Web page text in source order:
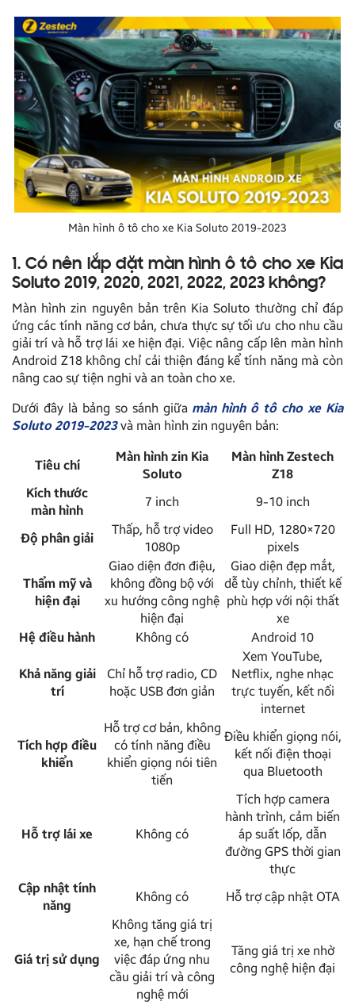
Màn hình ô tô cho xe Kia Soluto 2019-2023
1. Có nên lắp đặt màn hình ô tô cho xe Kia
Soluto 2019, 2020, 2021, 2022, 2023 không?
Màn hình zin nguyên bản trên Kia Soluto thường chỉ đáp
ứng các tính năng cơ bản, chưa thực sự tối ưu cho nhu cầu
giải trí và hỗ trợ lái xe hiện đại. Việc nâng cấp lên màn hình
Android Z18 không chỉ cải thiện đáng kể tính năng mà còn
nâng cao sự tiện nghi và an toàn cho xe.
Dưới đây là bảng so sánh giữa màn hình ô tô cho xe Kia
Soluto 2019-2023và màn hình zin nguyên bản:
Tiêu chí
Màn hình zin Kia
Soluto
Màn hình Zestech
Z18
Kích thước
màn hình
7 inch 9-10 inch
Độ phân giải
Thấp, hỗ trợ video
1080p
Full HD, 1280×720
pixels
Thẩm mỹ và
hiện đại
Giao diện đơn điệu,
không đồng bộ với
xu hướng công nghệ
hiện đại
Giao diện đẹp mắt,
dễ tùy chỉnh, thiết kế
phù hợp với nội thất
xe
Hệ điều hành
Không có Android 10
Khả năng giải
trí
Chỉ hỗ trợ radio, CD
hoặc USB đơn giản
Xem YouTube,
Netflix, nghe nhạc
trực tuyến, kết nối
internet
Tích hợp điều
khiển
Hỗ trợ cơ bản, không
có tính năng điều
khiển giọng nói tiên
tiến
Điều khiển giọng nói,
kết nối điện thoại
qua Bluetooth
Hỗ trợ lái xe Không có
Tích hợp camera
hành trình, cảm biến
áp suất lốp, dẫn
đường GPS thời gian
thực
Cập nhật tính
năng
Không có Hỗ trợ cập nhật OTA
Giá trị sử dụng
Không tăng giá trị
xe, hạn chế trong
việc đáp ứng nhu
cầu giải trí và công
nghệ mới
Tăng giá trị xe nhờ
công nghệ hiện đại